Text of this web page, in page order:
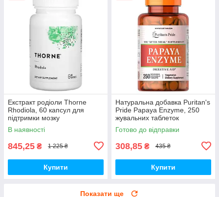
Екстракт родіоли Thorne
Rhodiola, 60 капсул для
підтримки мозку
В наявності
845,25 ₴ 1 225 ₴
Купити
Натуральна добавка Puritan's
Pride Papaya Enzyme, 250
жувальних таблеток
Готово до відправки
308,85 ₴ 435 ₴
Купити
Показати ще